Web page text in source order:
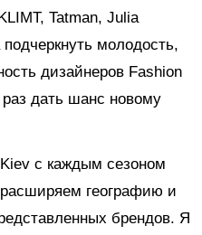
Tatman, Julia
молодость,
дизайнеров Fashion
дать шанс новому
с каждым сезоном
географию и
брендов. Я